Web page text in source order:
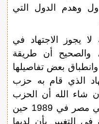
وهدم الدول التي
يجوز الاجتهاد في
والصحيح أن طريقة
وانطباق بعض تفاصيلها
الذي قام به حزب
شاء الله أن الحزب
أجاب الجماعات الإسلامية في مصر في 1989 حين
التغيير بأن لديها